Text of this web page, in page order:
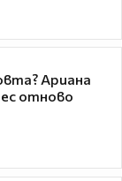
Ариана
отново